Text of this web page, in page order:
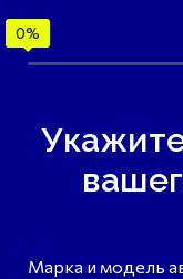
Марка и модель